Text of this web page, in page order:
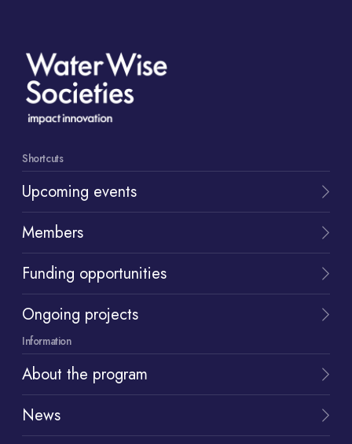
Shortcuts
Upcoming events
Members
Funding opportunities
Ongoing projects
Information
About the program
News